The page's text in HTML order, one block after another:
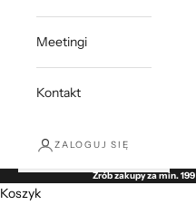
Meetingi
Kontakt
ZALOGUJ SIĘ
Zrób zakupy za min.
Koszyk